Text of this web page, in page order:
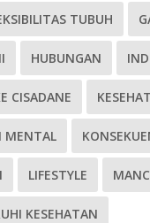
TUBUH
HUBUNGAN
CISADANE
MENTAL
LIFESTYLE
KESEHATAN